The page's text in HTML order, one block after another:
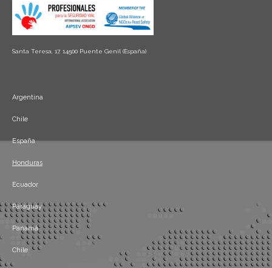
Santa Teresa, 17, 14500 Puente Genil (España)
Argentina
Chile
España
Honduras
Ecuador
Paraguay
Panamá
Chile